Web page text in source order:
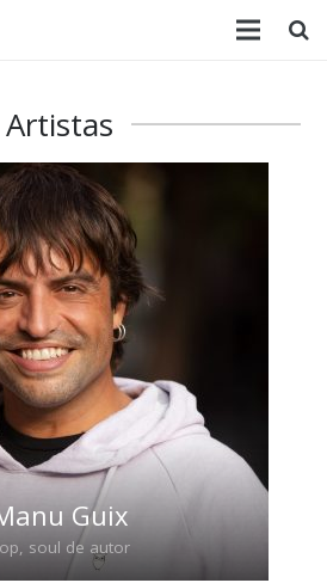
Artistas
Guix
soul de autor
Garrido